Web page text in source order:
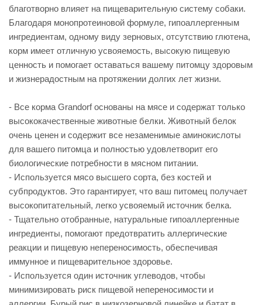
благотворно влияет на пищеварительную систему собаки.
Благодаря монопротеиновой формуле, гипоаллергенным
ингредиентам, одному виду зерновых, отсутствию глютена,
корм имеет отличную усвояемость, высокую пищевую
ценность и помогает оставаться вашему питомцу здоровым
и жизнерадостным на протяжении долгих лет жизни.
- Все корма Grandorf основаны на мясе и содержат только
высококачественные животные белки. Животный белок
очень ценен и содержит все незаменимые аминокислоты
для вашего питомца и полностью удовлетворит его
биологические потребности в мясном питании.
- Используется мясо высшего сорта, без костей и
субпродуктов. Это гарантирует, что ваш питомец получает
высокопитательный, легко усвояемый источник белка.
- Тщательно отобранные, натуральные гипоаллергенные
ингредиенты, помогают предотвратить аллергические
реакции и пищевую непереносимость, обеспечивая
иммунное и пищеварительное здоровье.
- Используется один источник углеводов, чтобы
минимизировать риск пищевой непереносимости и